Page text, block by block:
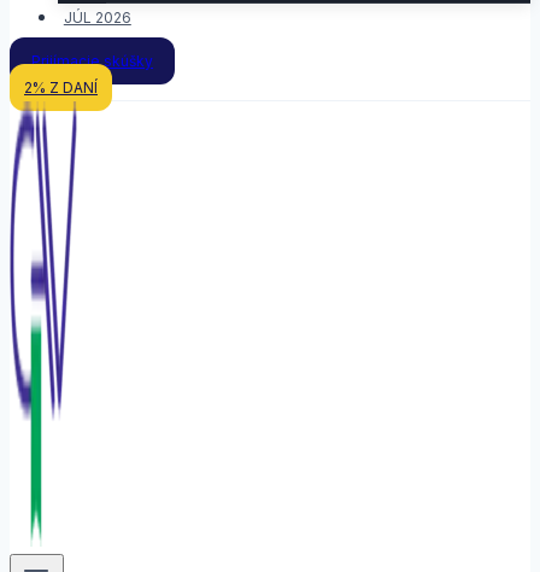
JÚL 2026
Prijímacie skúšky
2% Z DANÍ